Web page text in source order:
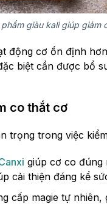
giàu kali giúp giảm
động cơ ổn định
biệt cần được bổ
co thắt cơ
trọng trong việc
giúp cơ co
cải thiện đáng kể
cấp magie tự